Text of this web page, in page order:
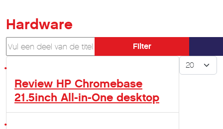
Hardware
Vul een deel van de titel in
Filter
Toon #
Review HP Chromebase
21.5inch All-in-One desktop